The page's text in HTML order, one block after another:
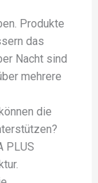
Produkte
das
Nacht sind
mehrere
die
PLUS